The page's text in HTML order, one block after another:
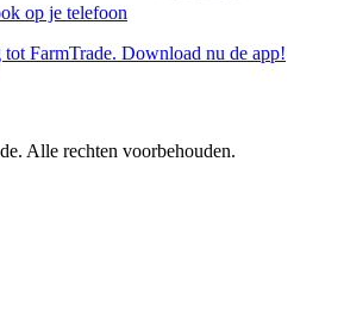
op je telefoon
FarmTrade. Download nu de app!
Alle rechten voorbehouden.